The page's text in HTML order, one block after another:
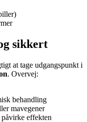
sikkert
at tage udgangspunkt i
. Overvej:
behandling
mavegener
effekten